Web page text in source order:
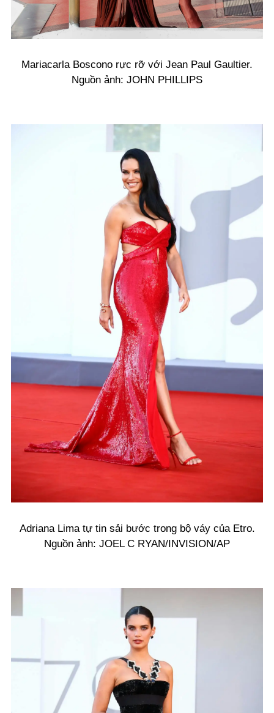
Mariacarla Boscono rực rỡ với Jean Paul Gaultier.
Nguồn ảnh: JOHN PHILLIPS
Adriana Lima tự tin sải bước trong bộ váy của Etro.
Nguồn ảnh: JOEL C RYAN/INVISION/AP